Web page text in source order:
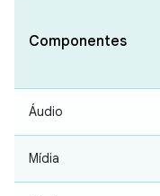
Componentes
Áudio
Mídia